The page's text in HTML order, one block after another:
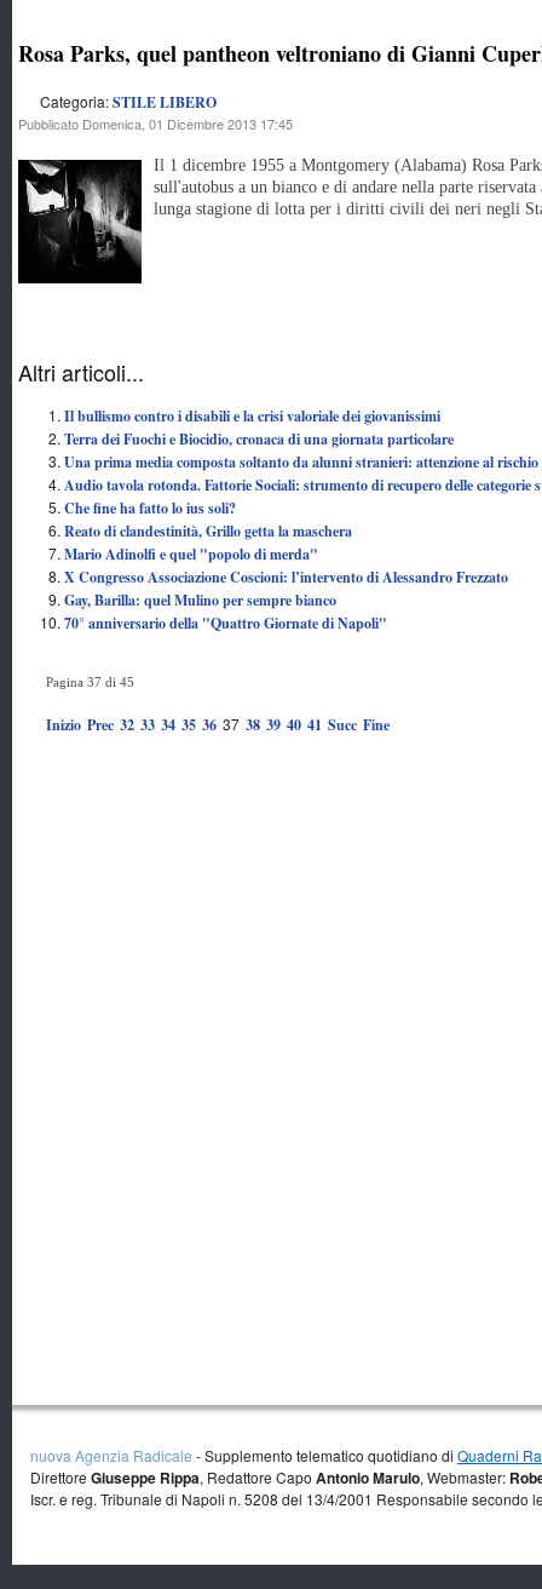
Rosa Parks, quel pantheon veltroniano di Gianni
Categoria:STILE LIBERO
Pubblicato Domenica, 01 Dicembre 2013 17:45
Il 1 dicembre 1955 a Montgomery (Alabama) Rosa
sull'autobus a un bianco e di andare nella parte
lunga stagione di lotta per i diritti civili dei neri negli
Altri articoli...
Il bullismo contro i disabili e la crisi valoriale dei giovanissimi
Terra dei Fuochi e Biocidio, cronaca di una giornata particolare
Una prima media composta soltanto da alunni stranieri: attenzione al rischio
Audio tavola rotonda. Fattorie Sociali: strumento di recupero delle categorie
Che fine ha fatto lo ius soli?
Reato di clandestinità, Grillo getta la maschera
Mario Adinolfi e quel "popolo di merda"
X Congresso Associazione Coscioni: l’intervento di Alessandro Frezzato
Gay, Barilla: quel Mulino per sempre bianco
70° anniversario della "Quattro Giornate di Napoli"
Pagina 37 di 45
Inizio Prec 32 33 34 35 36 37 38 39 40 41 Succ Fine
nuova Agenzia Radicale - Supplemento telematico quotidiano di Quaderni
Direttore Giuseppe Rippa, Redattore Capo Antonio Marulo, Webmaster:
Iscr. e reg. Tribunale di Napoli n. 5208 del 13/4/2001 Responsabile secondo